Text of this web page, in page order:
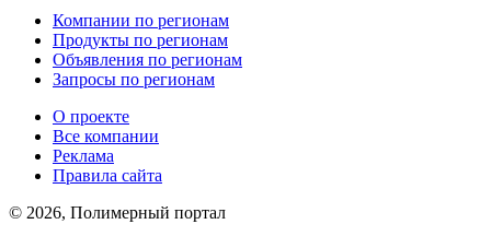
Компании по регионам
Продукты по регионам
Объявления по регионам
Запросы по регионам
О проекте
Все компании
Реклама
Правила сайта
© 2026, Полимерный портал